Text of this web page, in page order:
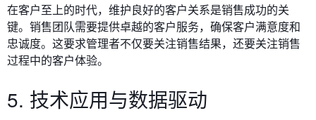
在客户至上的时代，维护良好的客户关系是销售成功的关
键。销售团队需要提供卓越的客户服务，确保客户满意度和
忠诚度。这要求管理者不仅要关注销售结果，还要关注销售
过程中的客户体验。
5. 技术应用与数据驱动